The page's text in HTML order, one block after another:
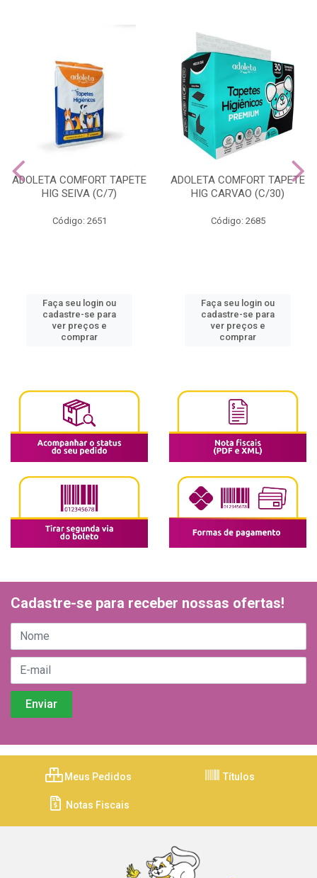
ADOLETA COMFORT TAPETE
HIG SEIVA (C/7)
Código: 2651
Faça seu login ou
cadastre-se para
ver preços e
comprar
ADOLETA COMFORT TAPETE
HIG CARVAO (C/30)
Código: 2685
Faça seu login ou
cadastre-se para
ver preços e
comprar
Cadastre-se para receber nossas ofertas!
Meus Pedidos Títulos
Notas Fiscais